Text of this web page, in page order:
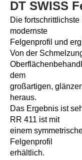
DT SWISS
Die
modernste
Felgenprofil und
Von der
dem
großartigen,
heraus.
Das Ergebnis ist
RR 411 ist mit
einem
Felgenprofil
erhältlich.